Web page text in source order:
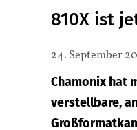
810X ist
24. September
Chamonix hat
verstellbare,